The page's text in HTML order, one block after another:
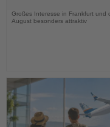
Großes Interesse in Frankfurt und
August besonders attraktiv